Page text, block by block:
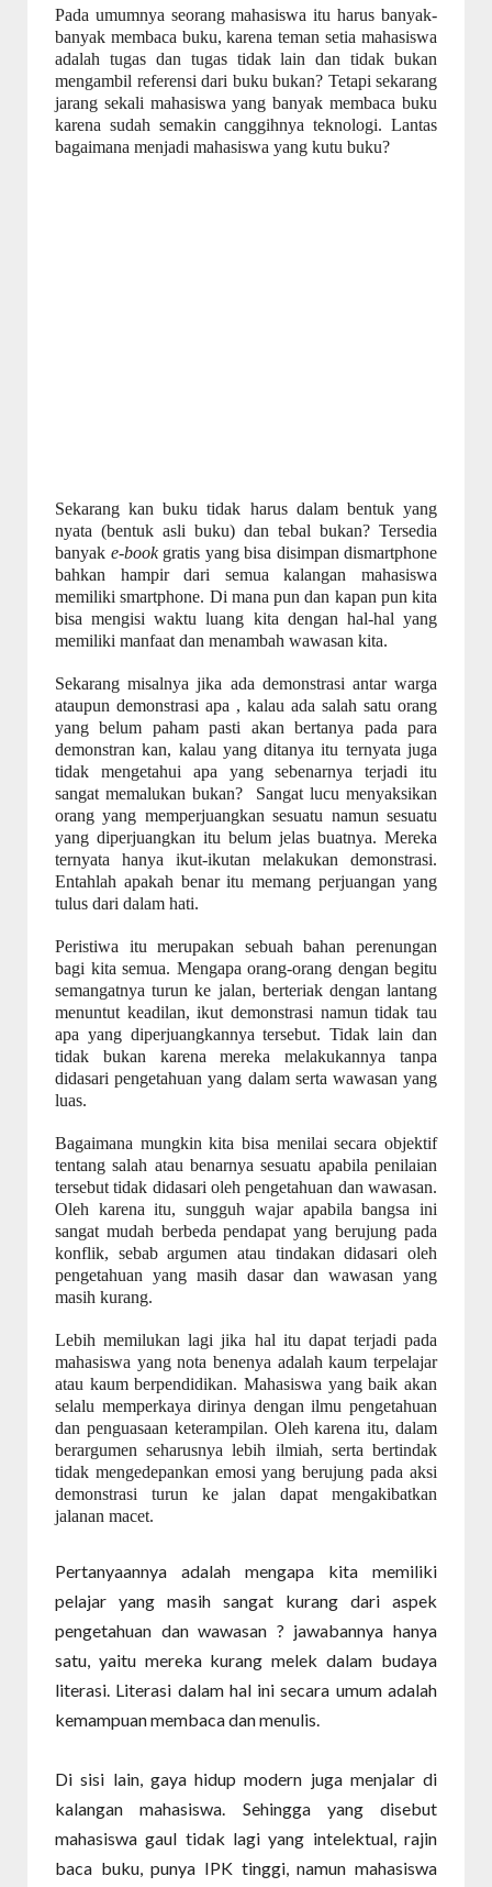
Pada umumnya seorang mahasiswa itu harus banyak-
banyak membaca buku, karena teman setia mahasiswa
adalah tugas dan tugas tidak lain dan tidak bukan
mengambil referensi dari buku bukan? Tetapi sekarang
jarang sekali mahasiswa yang banyak membaca buku
karena sudah semakin canggihnya teknologi. Lantas
bagaimana menjadi mahasiswa yang kutu buku?
Sekarang kan buku tidak harus dalam bentuk yang
nyata (bentuk asli buku) dan tebal bukan? Tersedia
banyak e-bookgratis yang bisa disimpan dismartphone
bahkan hampir dari semua kalangan mahasiswa
memiliki smartphone. Di mana pun dan kapan pun kita
bisa mengisi waktu luang kita dengan hal-hal yang
memiliki manfaat dan menambah wawasan kita.
Sekarang misalnya jika ada demonstrasi antar warga
ataupun demonstrasi apa , kalau ada salah satu orang
yang belum paham pasti akan bertanya pada para
demonstran kan, kalau yang ditanya itu ternyata juga
tidak mengetahui apa yang sebenarnya terjadi itu
sangat memalukan bukan?
Sangat lucu menyaksikan
orang yang memperjuangkan sesuatu namun sesuatu
yang diperjuangkan itu belum jelas buatnya. Mereka
ternyata hanya ikut-ikutan melakukan demonstrasi.
Entahlah apakah benar itu memang perjuangan yang
tulus dari dalam hati.
Peristiwa itu merupakan sebuah bahan perenungan
bagi kita semua. Mengapa orang-orang dengan begitu
semangatnya turun ke jalan, berteriak dengan lantang
menuntut keadilan, ikut demonstrasi namun tidak tau
apa yang diperjuangkannya tersebut. Tidak lain dan
tidak bukan karena mereka melakukannya tanpa
didasari pengetahuan yang dalam serta wawasan yang
luas.
Bagaimana mungkin kita bisa menilai secara objektif
tentang salah atau benarnya sesuatu apabila penilaian
tersebut tidak didasari oleh pengetahuan dan wawasan.
Oleh karena itu, sungguh wajar apabila bangsa ini
sangat mudah berbeda pendapat yang berujung pada
konflik, sebab argumen atau tindakan didasari oleh
pengetahuan yang masih dasar dan wawasan yang
masih kurang.
Lebih memilukan lagi jika hal itu dapat terjadi pada
mahasiswa yang nota benenya adalah kaum terpelajar
atau kaum berpendidikan. Mahasiswa yang baik akan
selalu memperkaya dirinya dengan ilmu pengetahuan
dan penguasaan keterampilan. Oleh karena itu, dalam
berargumen seharusnya lebih ilmiah, serta bertindak
tidak mengedepankan emosi yang berujung pada aksi
demonstrasi turun ke jalan dapat mengakibatkan
jalanan macet.
Pertanyaannya adalah mengapa kita memiliki
pelajar yang masih sangat kurang dari aspek
pengetahuan dan wawasan ? jawabannya hanya
satu, yaitu mereka kurang melek dalam budaya
literasi. Literasi dalam hal ini secara umum adalah
kemampuan membaca dan menulis.
Di sisi lain, gaya hidup modern juga menjalar di
kalangan mahasiswa. Sehingga yangdisebut
mahasiswa gaul tidak lagi yang intelektual, rajin
baca buku, punya IPK tinggi, namun mahasiswa